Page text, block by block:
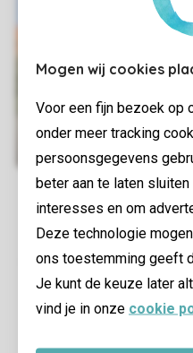
Mogen wij cookies
Voor een fijn bezoek op
onder meer tracking
persoonsgegevens
beter aan te laten
interesses en om
Deze technologie
ons toestemming geeft
Je kunt de keuze later
vind je in onze cookie